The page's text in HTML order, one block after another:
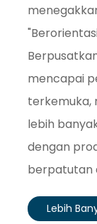
mencapai
terkemuka,
lebih
dengan
berpatutan
Lebih